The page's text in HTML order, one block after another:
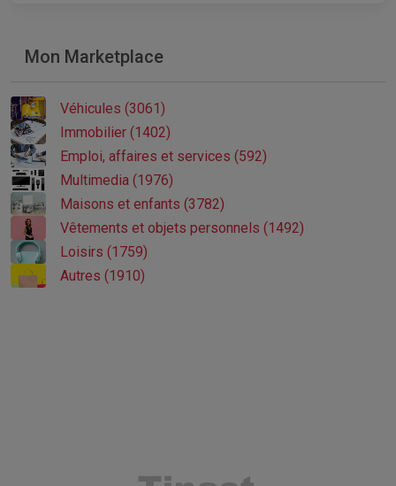
Mon Marketplace
Véhicules (3061)
Immobilier (1402)
Emploi, affaires et services (592)
Multimedia (1976)
Maisons et enfants (3782)
Vêtements et objets personnels (1492)
Loisirs (1759)
Autres (1910)